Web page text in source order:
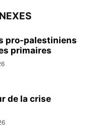
pro-palestiniens
primaires
de la crise